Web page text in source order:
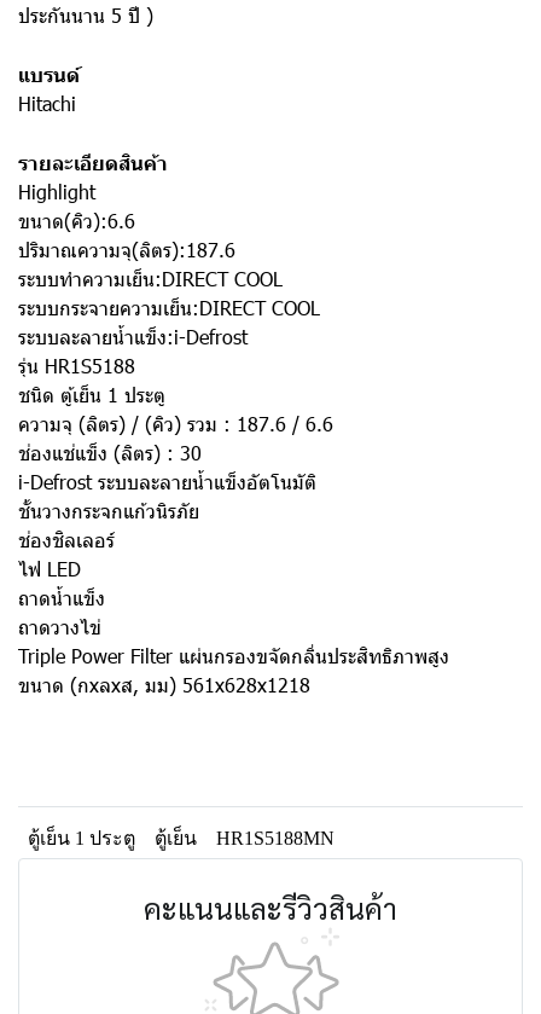
ประกันนาน 5 ปี )
แบรนด์
Hitachi
รายละเอียดสินค้า
Highlight
ขนาด(คิว):6.6
ปริมาณความจุ(ลิตร):187.6
ระบบทำความเย็น:DIRECT COOL
ระบบกระจายความเย็น:DIRECT COOL
ระบบละลายน้ำแข็ง:i-Defrost
รุ่น HR1S5188
ชนิด ตู้เย็น 1 ประตู
ความจุ (ลิตร) / (คิว) รวม : 187.6 / 6.6
ช่องแช่แข็ง (ลิตร) : 30
i-Defrost ระบบละลายน้ำแข็งอัตโนมัติ
ชั้นวางกระจกแก้วนิรภัย
ช่องชิลเลอร์
ไฟ LED
ถาดน้ำแข็ง
ถาดวางไข่
Triple Power Filter แผ่นกรองขจัดกลิ่นประสิทธิภาพสูง
ขนาด (กxลxส, มม) 561x628x1218
ตู้เย็น 1 ประตู ตู้เย็น HR1S5188MN
คะแนนและรีวิวสินค้า